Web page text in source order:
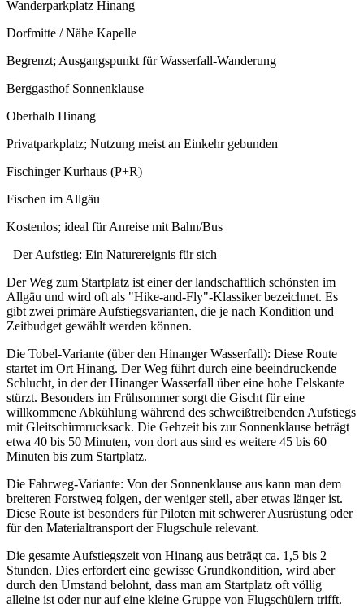
Wanderparkplatz Hinang
Dorfmitte / Nähe Kapelle
Begrenzt; Ausgangspunkt für Wasserfall-Wanderung
Berggasthof Sonnenklause
Oberhalb Hinang
Privatparkplatz; Nutzung meist an Einkehr gebunden
Fischinger Kurhaus (P+R)
Fischen im Allgäu
Kostenlos; ideal für Anreise mit Bahn/Bus
Der Aufstieg: Ein Naturereignis für sich
Der Weg zum Startplatz ist einer der landschaftlich schönsten im
Allgäu und wird oft als "Hike-and-Fly"-Klassiker bezeichnet. Es
gibt zwei primäre Aufstiegsvarianten, die je nach Kondition und
Zeitbudget gewählt werden können.
Die Tobel-Variante (über den Hinanger Wasserfall): Diese Route
startet im Ort Hinang. Der Weg führt durch eine beeindruckende
Schlucht, in der der Hinanger Wasserfall über eine hohe Felskante
stürzt. Besonders im Frühsommer sorgt die Gischt für eine
willkommene Abkühlung während des schweißtreibenden Aufstiegs
mit Gleitschirmrucksack. Die Gehzeit bis zur Sonnenklause beträgt
etwa 40 bis 50 Minuten, von dort aus sind es weitere 45 bis 60
Minuten bis zum Startplatz.
Die Fahrweg-Variante: Von der Sonnenklause aus kann man dem
breiteren Forstweg folgen, der weniger steil, aber etwas länger ist.
Diese Route ist besonders für Piloten mit schwerer Ausrüstung oder
für den Materialtransport der Flugschule relevant.
Die gesamte Aufstiegszeit von Hinang aus beträgt ca. 1,5 bis 2
Stunden. Dies erfordert eine gewisse Grundkondition, wird aber
durch den Umstand belohnt, dass man am Startplatz oft völlig
alleine ist oder nur auf eine kleine Gruppe von Flugschülern trifft.